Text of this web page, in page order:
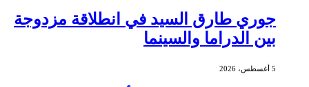
جوري طارق السيد في انطلاقة مزدوجة
بين الدراما والسينما